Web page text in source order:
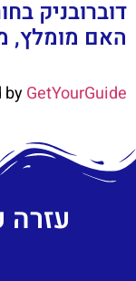
דוברובניק
האם מומלץ,
byGetYourGuide
עזרה